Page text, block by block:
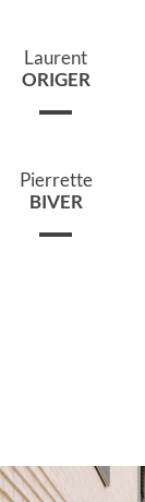
Laurent
ORIGER
Pierrette
BIVER